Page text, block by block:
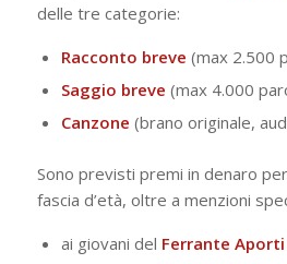
delle tre categorie:
Racconto breve (max 2.500
Saggio breve (max 4.000
Canzone (brano originale,
Sono previsti premi in denaro
fascia d’età, oltre a menzioni
ai giovani del Ferrante Aporti